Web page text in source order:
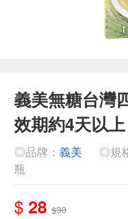
義美無糖台灣
效期約4天以上
◎品牌： 義美
◎規
瓶
$ 28 $30